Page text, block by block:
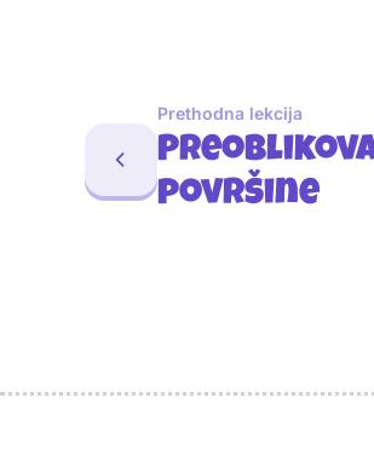
Prethodna lekcija
površine